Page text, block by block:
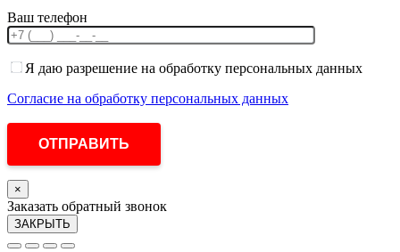
Ваш телефон
Я даю разрешение на обработку персональных данных
Согласие на обработку персональных данных
×
Заказать обратный звонок
ЗАКРЫТЬ